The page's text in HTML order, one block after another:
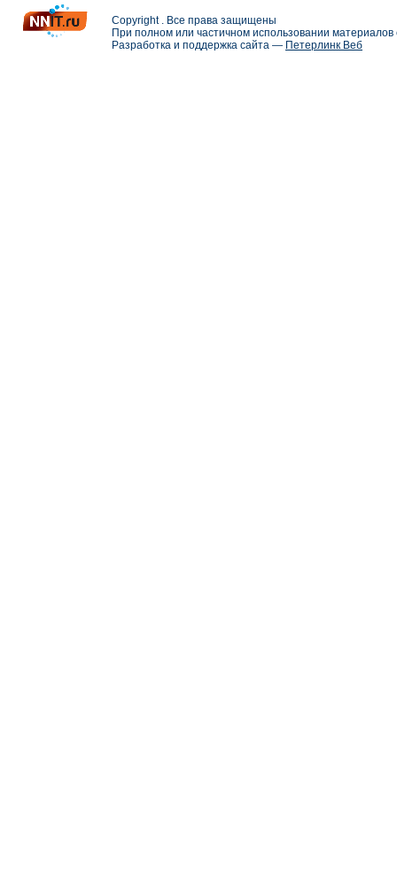
Copyright . Все права защищены
При полном или частичном использовании
Разработка и поддержка сайта — Петерлинк Веб